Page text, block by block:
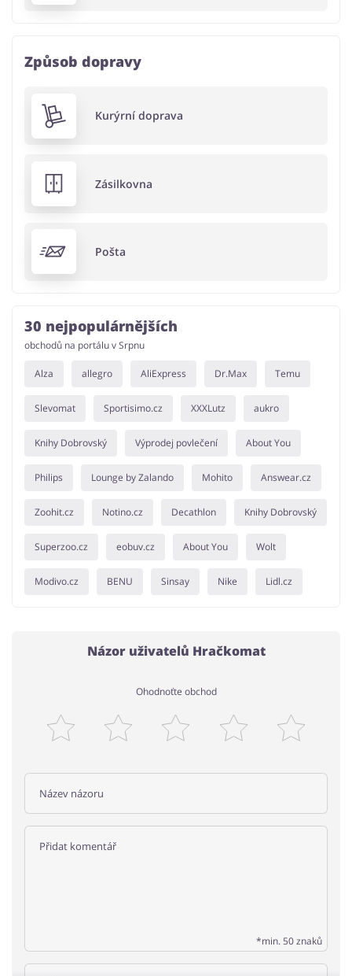
Způsob dopravy
Kurýrní doprava
Zásilkovna
Pošta
30 nejpopulárnějších
obchodů na portálu v Srpnu
Alza allegro AliExpress Dr.Max Temu
Slevomat Sportisimo.cz XXXLutz aukro
Knihy Dobrovský Výprodej povlečení About You
Philips Lounge by Zalando Mohito Answear.cz
Zoohit.cz Notino.cz Decathlon Knihy Dobrovský
Superzoo.cz eobuv.cz About You Wolt
Modivo.cz BENU Sinsay Nike Lidl.cz
Názor uživatelů Hračkomat
Ohodnoťte obchod
*min. 50 znaků